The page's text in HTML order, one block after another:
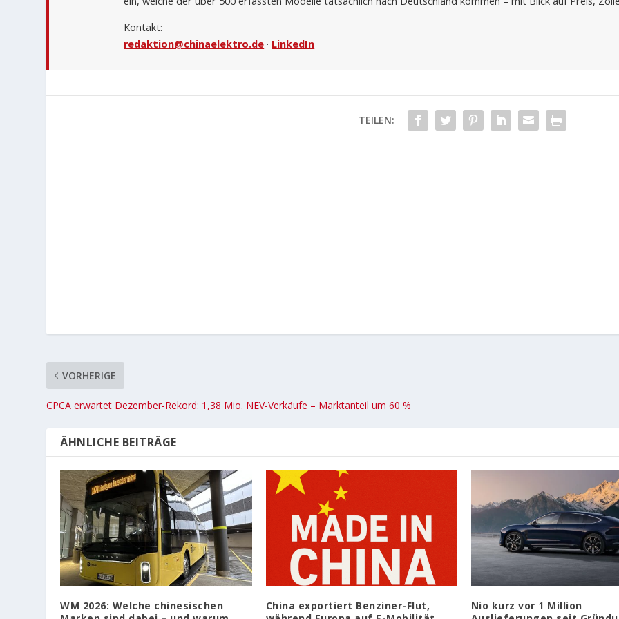
Kontakt:
redaktion@chinaelektro.de · LinkedIn
TEILEN:
VORHERIGE
CPCA erwartet Dezember-Rekord: 1,38 Mio. NEV-Verkäufe – Marktanteil um 60 %
ÄHNLICHE BEITRÄGE
WM 2026: Welche chinesischen
China exportiert Benziner-Flut,
Nio kurz vor 1 Million